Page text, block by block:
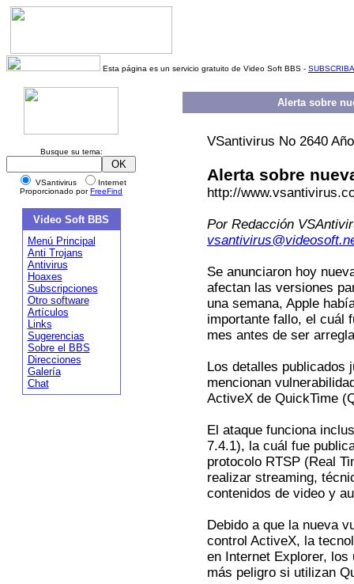
Esta página es un servicio gratuito de Video Soft BBS -
Busque su tema:
VSantivirus
Internet
Proporcionado porFreeFind
Video Soft BBS
Menú Principal
Anti Trojans
Antivirus
Hoaxes
Subscripciones
Otro software
Artículos
Links
Sugerencias
Sobre el BBS
Direcciones
Galería
Chat
Alerta sobre
VSantivirus No 2640
Alerta sobre
http://
Por Redacción
Se anunciaron hoy
afectan las versiones
una semana, Apple
importante fallo, el cuál
mes antes de ser
Los detalles publicados
mencionan
ActiveX de QuickTime
El ataque funciona
7.4.1), la cuál fue
protocolo RTSP (Real
realizar streaming,
contenidos de video y
Debido a que la nueva
control ActiveX, la
en Internet Explorer,
más peligro si utilizan